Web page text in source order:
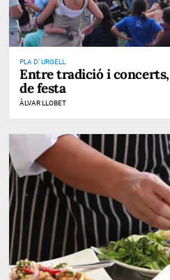
PLA D' URGELL
Entre tradició i concerts,
de festa
ÀLVAR LLOBET